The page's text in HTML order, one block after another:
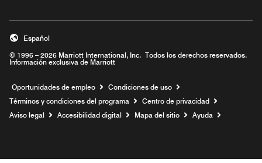
© 1996 – 2026 Marriott International, Inc. Todos los derechos reservados.
Información exclusiva de Marriott
Español
Oportunidades de empleo Abre una ventana nueva
Condiciones de uso
Términos y condiciones del programa
Centro de privacidad
Aviso legal
Accesibilidad digital Mapa del sitio Ayuda